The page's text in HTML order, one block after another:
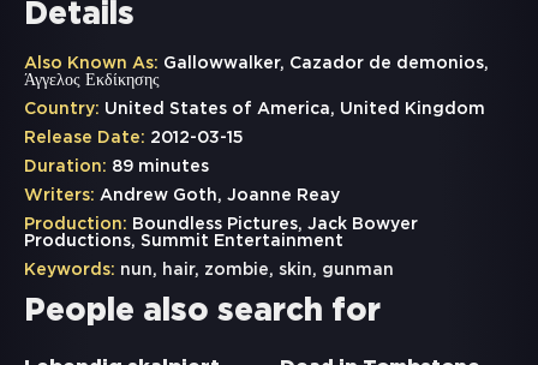
Details
Also Known As: Gallowwalker, Cazador de demonios,
Άγγελος Εκδίκησης
Country: United States of America, United Kingdom
Release Date: 2012-03-15
Duration: 89 minutes
Writers: Andrew Goth, Joanne Reay
Production: Boundless Pictures, Jack Bowyer
Productions, Summit Entertainment
Keywords: nun, hair, zombie, skin, gunman
People also search for